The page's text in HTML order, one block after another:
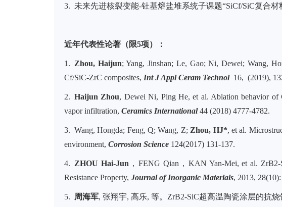
3. 未来先进核裂变能-钍基熔盐堆系统子课题“SiCf/SiC复合材
近年代表性论著 （限5项） ：
1. Zhou, Haijun; Yang, Jinshan; Le, Gao; Ni, Dewei; Wang,
Cf/SiC-ZrC composites, Int J Appl Ceram Technol16, (2019),
2. Haijun Zhou, Dewei Ni, Ping He, et al. Ablation behavior of
vapor infiltration, Ceramics International44 (2018) 4777-4782.
3. Wang, Hongda; Feng, Q; Wang, Z; Zhou, HJ*, et al.
environment, Corrosion Science 124(2017) 131-137.
4. ZHOU Hai-Jun ，FENG Qian，KAN Yan-Mei, et al. ZrB2-
Resistance Property, Journal of Inorganic Materials, 2013,
5. 周海军, 张翔宇, 高乐, 等。ZrB2-SiC超高温陶瓷涂层的抗烧